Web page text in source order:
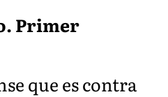
Primer
que es contra